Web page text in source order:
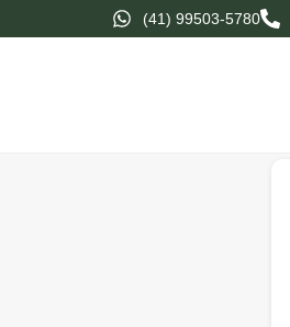
(41) 99503-5780